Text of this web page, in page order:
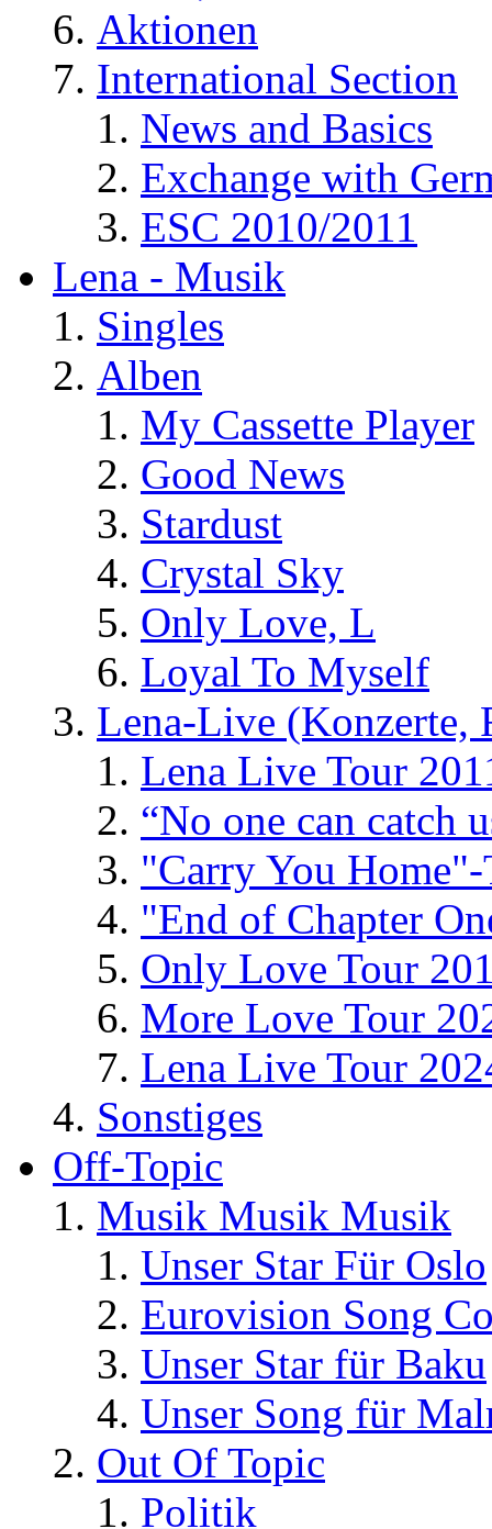
Aktionen
International Section
News and Basics
Exchange with
ESC 2010/2011
Lena - Musik
Singles
Alben
My Cassette Player
Good News
Stardust
Crystal Sky
Only Love, L
Loyal To Myself
Lena-Live (Konzerte,
Lena Live Tour
“No one can catch
"Carry You
"End of Chapter
Only Love Tour
More Love Tour
Lena Live Tour
Sonstiges
Off-Topic
Musik Musik Musik
Unser Star Für Oslo
Eurovision Song
Unser Star für Baku
Unser Song für
Out Of Topic
Politik